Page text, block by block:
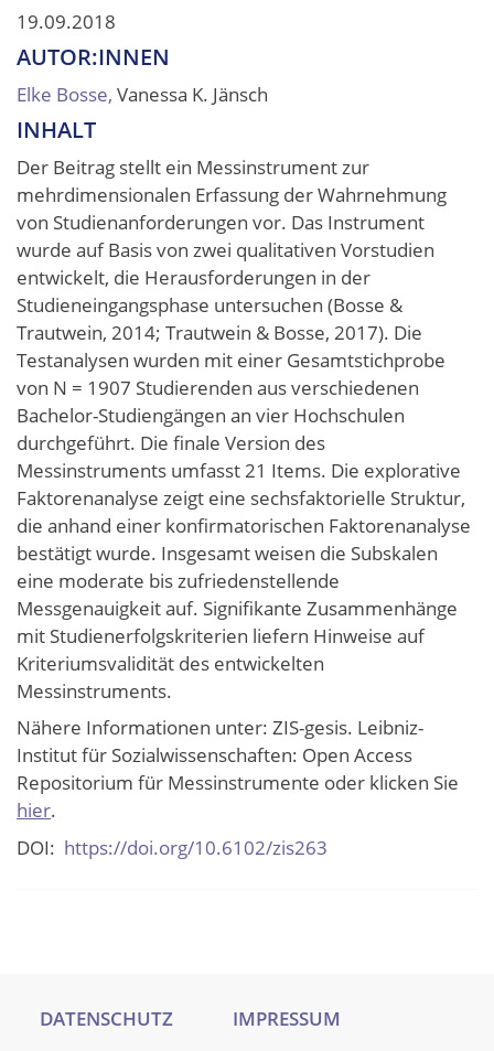
19.09.2018
AUTOR:INNEN
Elke Bosse, Vanessa K. Jänsch
INHALT
Der Beitrag stellt ein Messinstrument zur
mehrdimensionalen Erfassung der Wahrnehmung
von Studienanforderungen vor. Das Instrument
wurde auf Basis von zwei qualitativen Vorstudien
entwickelt, die Herausforderungen in der
Studieneingangsphase untersuchen (Bosse &
Trautwein, 2014; Trautwein & Bosse, 2017). Die
Testanalysen wurden mit einer Gesamtstichprobe
von N = 1907 Studierenden aus verschiedenen
Bachelor-Studiengängen an vier Hochschulen
durchgeführt. Die finale Version des
Messinstruments umfasst 21 Items. Die explorative
Faktorenanalyse zeigt eine sechsfaktorielle Struktur,
die anhand einer konfirmatorischen Faktorenanalyse
bestätigt wurde. Insgesamt weisen die Subskalen
eine moderate bis zufriedenstellende
Messgenauigkeit auf. Signifikante Zusammenhänge
mit Studienerfolgskriterien liefern Hinweise auf
Kriteriumsvalidität des entwickelten
Messinstruments.
Nähere Informationen unter: ZIS-gesis. Leibniz-
Institut für Sozialwissenschaften: Open Access
Repositorium für Messinstrumente oder klicken Sie
hier.
DOI: https://doi.org/10.6102/zis263
DATENSCHUTZ IMPRESSUM